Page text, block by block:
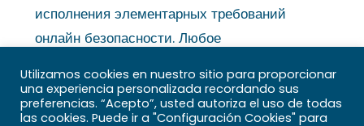
исполнения элементарных требований
онлайн безопасности. Любое
сделаться точкой доступа для преступников.
Осознанное действие в вебе уменьшает
Utilizamos cookies en nuestro sitio para proporcionar
una experiencia personalizada recordando sus
preferencias. “Acepto”, usted autoriza el uso de todas
las cookies. Puede ir a "Configuración Cookies" para